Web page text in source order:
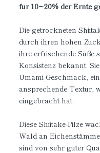
für 10~20% der Ernte
Die getrockneten
durch ihren hohen
ihre erfrischende Süße
Konsistenz bekannt.
Umami-Geschmack,
ansprechende Textur,
eingebracht hat.
Diese Shiitake-Pilze
Wald an
sind von sehr guter